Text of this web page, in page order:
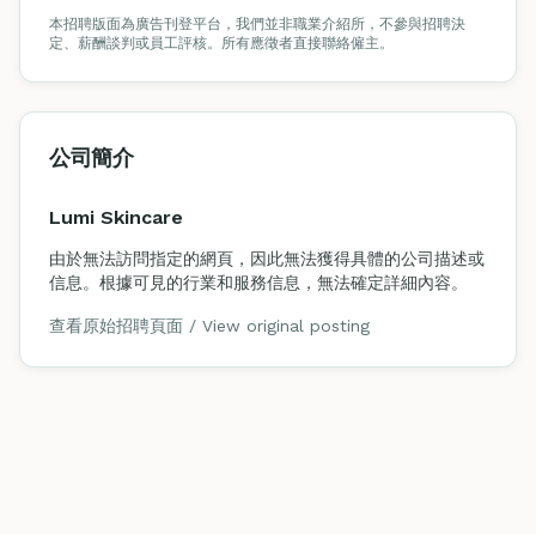
本招聘版面為廣告刊登平台，我們並非職業介紹所，不參與招聘決
定、薪酬談判或員工評核。所有應徵者直接聯絡僱主。
公司簡介
Lumi Skincare
由於無法訪問指定的網頁，因此無法獲得具體的公司描述或
信息。根據可見的行業和服務信息，無法確定詳細內容。
查看原始招聘頁面 / View original posting